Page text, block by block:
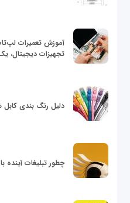
آموزش تعمیرات
تجهیزات دیجیتال،
دلیل رنگ بندی کابل
چطور تبلیغات آینده